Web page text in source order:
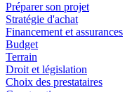
Préparer son projet
Stratégie d'achat
Financement et assurances
Budget
Terrain
Droit et législation
Choix des prestataires